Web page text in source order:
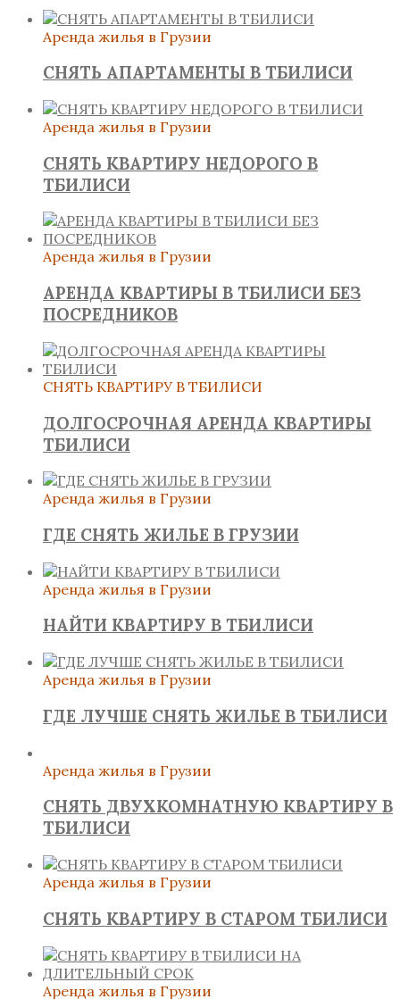
Аренда жилья в Грузии
СНЯТЬ АПАРТАМЕНТЫ В ТБИЛИСИ
Аренда жилья в Грузии
СНЯТЬ КВАРТИРУ НЕДОРОГО В
ТБИЛИСИ
Аренда жилья в Грузии
АРЕНДА КВАРТИРЫ В ТБИЛИСИ БЕЗ
ПОСРЕДНИКОВ
СНЯТЬ КВАРТИРУ В ТБИЛИСИ
ДОЛГОСРОЧНАЯ АРЕНДА КВАРТИРЫ
ТБИЛИСИ
Аренда жилья в Грузии
ГДЕ СНЯТЬ ЖИЛЬЕ В ГРУЗИИ
Аренда жилья в Грузии
НАЙТИ КВАРТИРУ В ТБИЛИСИ
Аренда жилья в Грузии
ГДЕ ЛУЧШЕ СНЯТЬ ЖИЛЬЕ В ТБИЛИСИ
Аренда жилья в Грузии
СНЯТЬ ДВУХКОМНАТНУЮ КВАРТИРУ В
ТБИЛИСИ
Аренда жилья в Грузии
СНЯТЬ КВАРТИРУ В СТАРОМ ТБИЛИСИ
Аренда жилья в Грузии